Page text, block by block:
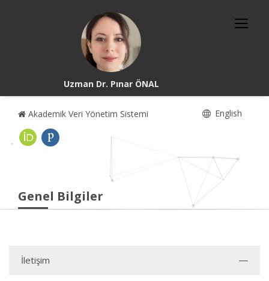
Uzman Dr. Pınar ÖNAL
Akademik Veri Yönetim Sistemi English
Genel Bilgiler
İletişim